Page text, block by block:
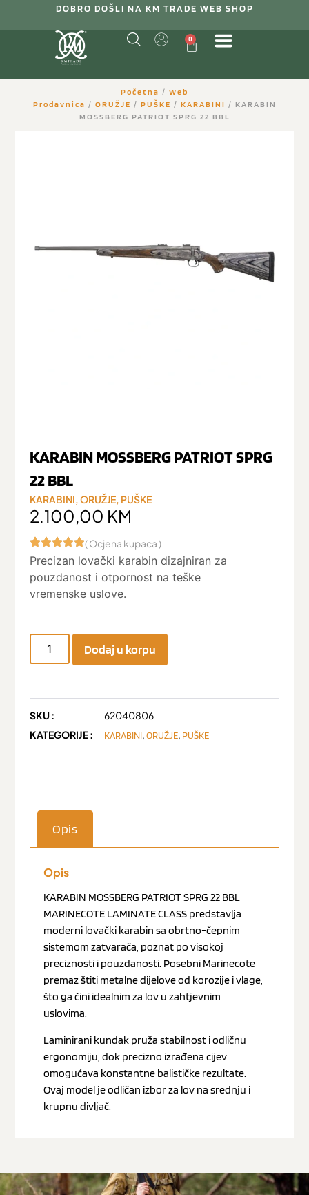
DOBRO DOŠLI NA KM TRADE WEB SHOP
0
Početna / Web
Prodavnica / ORUŽJE / PUŠKE / KARABINI / KARABIN
MOSSBERG PATRIOT SPRG 22 BBL
KARABIN MOSSBERG PATRIOT SPRG
22 BBL
KARABINI,ORUŽJE, PUŠKE
2.100,00 KM
( Ocjena kupaca )
Precizan lovački karabin dizajniran za
pouzdanost i otpornost na teške
vremenske uslove.
Dodaj u korpu
SKU :
62040806
KATEGORIJE :
KARABINI,ORUŽJE, PUŠKE
Opis
Opis
KARABIN MOSSBERG PATRIOT SPRG 22 BBL
MARINECOTE LAMINATE CLASS predstavlja
moderni lovački karabin sa obrtno-čepnim
sistemom zatvarača, poznat po visokoj
preciznosti i pouzdanosti. Posebni Marinecote
premaz štiti metalne dijelove od korozije i vlage,
što ga čini idealnim za lov u zahtjevnim
uslovima.
Laminirani kundak pruža stabilnost i odličnu
ergonomiju, dok precizno izrađena cijev
omogućava konstantne balističke rezultate.
Ovaj model je odličan izbor za lov na srednju i
krupnu divljač.